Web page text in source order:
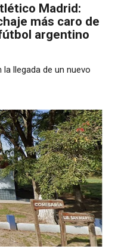
Madrid:
más caro de
argentino
llegada de un nuevo